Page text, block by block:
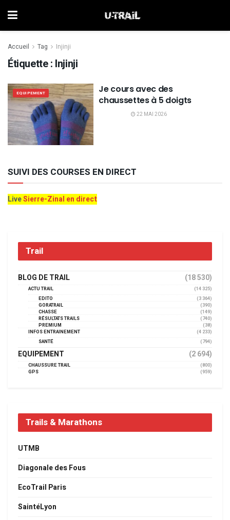
Accueil Tag Injinji
Étiquette : Injinji
EQUIPEMENT
Je cours avec des
chaussettes à 5 doigts
22 MAI 2026
SUIVI DES COURSES EN DIRECT
LiveSierre-Zinal en direct
Trail
BLOG DE TRAIL (18 530)
ACTU TRAIL
(14 325)
EDITO
(3 364)
GORATRAIL
(390)
CHASSE
(149)
RÉSULTATS TRAILS
(740)
PREMIUM
(38)
INFOS ENTRAINEMENT
(4 233)
SANTÉ
(794)
EQUIPEMENT (2 694)
CHAUSSURE TRAIL
(800)
GPS
(959)
Trails & Marathons
UTMB
Diagonale des Fous
EcoTrail Paris
SaintéLyon